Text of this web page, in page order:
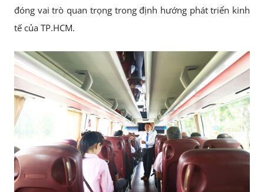
đóng vai trò quan trọng trong định hướng phát triển kinh
tế của TP.HCM.